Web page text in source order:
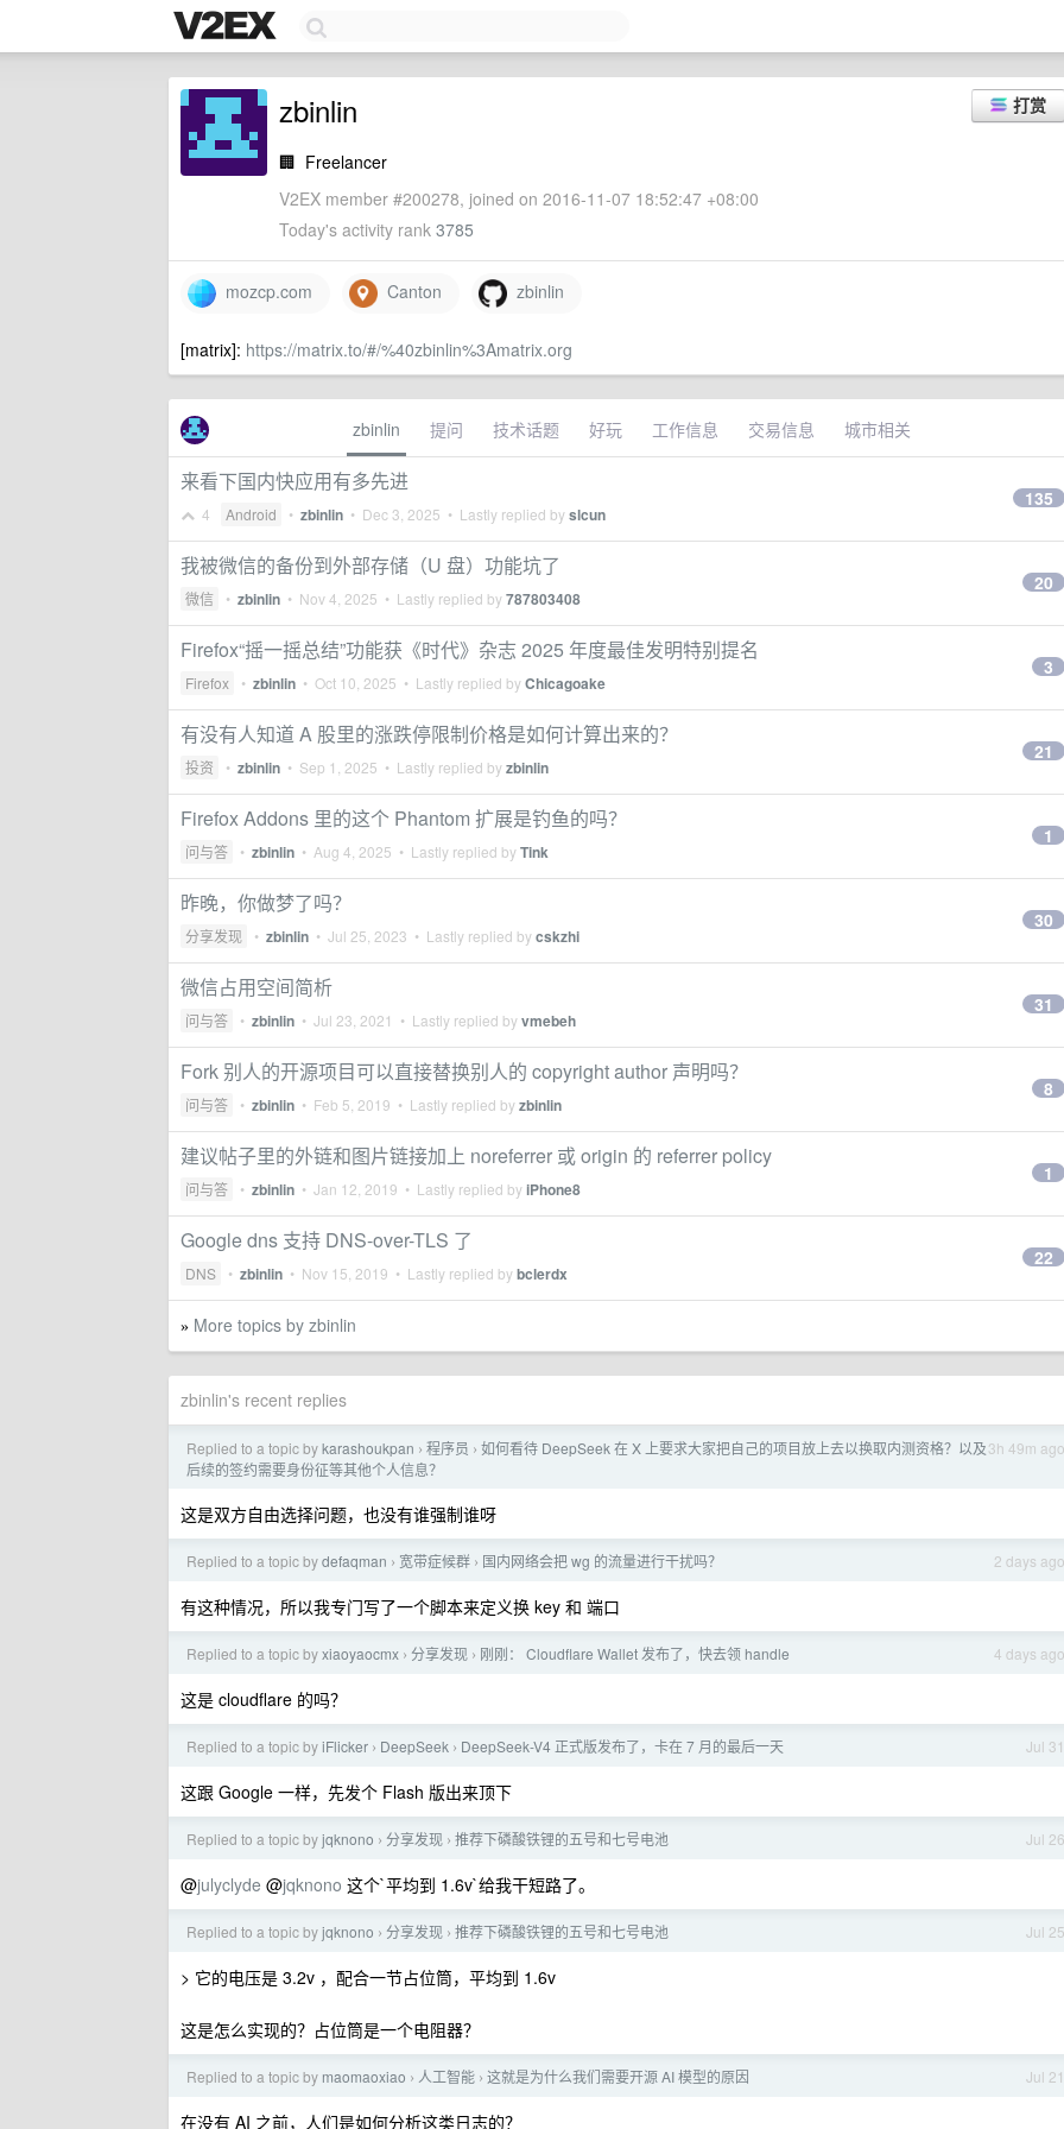
打赏
zbinlin
🏢 Freelancer
V2EX member #200278, joined on 2016-11-07 18:52:47 +08:00
Today's activity rank 3785
mozcp.com Canton zbinlin
[matrix]: https://matrix.to/#/%40zbinlin%3Amatrix.org
zbinlin 提问 技术话题 好玩 工作信息 交易信息 城市相关
来看下国内快应用有多先进
4 Android • zbinlin • Dec 3, 2025 • Lastly replied byslcun
135
我被微信的备份到外部存储（U 盘）功能坑了
微信 • zbinlin • Nov 4, 2025 • Lastly replied by787803408
20
Firefox“摇一摇总结”功能获《时代》杂志 2025 年度最佳发明特别提名
Firefox • zbinlin • Oct 10, 2025 • Lastly replied byChicagoake
3
有没有人知道 A 股里的涨跌停限制价格是如何计算出来的？
投资 • zbinlin • Sep 1, 2025 • Lastly replied byzbinlin
21
Firefox Addons 里的这个 Phantom 扩展是钓鱼的吗？
问与答 • zbinlin • Aug 4, 2025 • Lastly replied byTink
1
昨晚，你做梦了吗？
分享发现 • zbinlin • Jul 25, 2023 • Lastly replied bycskzhi
30
微信占用空间简析
问与答 • zbinlin • Jul 23, 2021 • Lastly replied byvmebeh
31
Fork 别人的开源项目可以直接替换别人的 copyright author 声明吗？
问与答 • zbinlin • Feb 5, 2019 • Lastly replied byzbinlin
8
建议帖子里的外链和图片链接加上 noreferrer 或 origin 的 referrer policy
问与答 • zbinlin • Jan 12, 2019 • Lastly replied byiPhone8
1
Google dns 支持 DNS-over-TLS 了
DNS • zbinlin • Nov 15, 2019 • Lastly replied bybclerdx
22
» More topics by zbinlin
zbinlin's recent replies
3h 49m ago
Replied to a topic bykarashoukpan › 程序员 › 如何看待 DeepSeek 在 X 上要求大家把自己的项目放上去以换取内测资格？以及
后续的签约需要身份征等其他个人信息？
这是双方自由选择问题，也没有谁强制谁呀
2 days ago
Replied to a topic bydefaqman › 宽带症候群 › 国内网络会把 wg 的流量进行干扰吗？
有这种情况，所以我专门写了一个脚本来定义换 key 和 端口
4 days ago
Replied to a topic byxiaoyaocmx › 分享发现 › 刚刚： Cloudflare Wallet 发布了，快去领 handle
这是 cloudflare 的吗？
Jul 31
Replied to a topic byiFlicker › DeepSeek › DeepSeek-V4 正式版发布了，卡在 7 月的最后一天
这跟 Google 一样，先发个 Flash 版出来顶下
Jul 26
Replied to a topic byjqknono › 分享发现 › 推荐下磷酸铁锂的五号和七号电池
@julyclyde @jqknono 这个`平均到 1.6v`给我干短路了。
Jul 25
Replied to a topic byjqknono › 分享发现 › 推荐下磷酸铁锂的五号和七号电池
> 它的电压是 3.2v ，配合一节占位筒，平均到 1.6v
这是怎么实现的？占位筒是一个电阻器？
Jul 21
Replied to a topic by maomaoxiao › 人工智能 › 这就是为什么我们需要开源 AI 模型的原因
在没有 AI 之前，人们是如何分析这类日志的？